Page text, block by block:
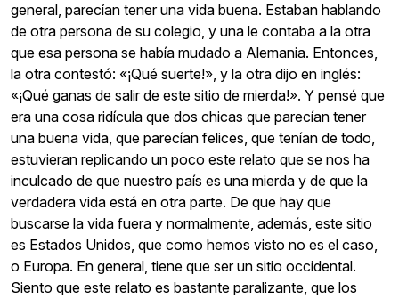
general, parecían tener una vida buena. Estaban hablando
de otra persona de su colegio, y una le contaba a la otra
que esa persona se había mudado a Alemania. Entonces,
la otra contestó: «¡Qué suerte!», y la otra dijo en inglés:
«¡Qué ganas de salir de este sitio de mierda!». Y pensé que
era una cosa ridícula que dos chicas que parecían tener
una buena vida, que parecían felices, que tenían de todo,
estuvieran replicando un poco este relato que se nos ha
inculcado de que nuestro país es una mierda y de que la
verdadera vida está en otra parte. De que hay que
buscarse la vida fuera y normalmente, además, este sitio
es Estados Unidos, que como hemos visto no es el caso,
o Europa. En general, tiene que ser un sitio occidental.
Siento que este relato es bastante paralizante, que los